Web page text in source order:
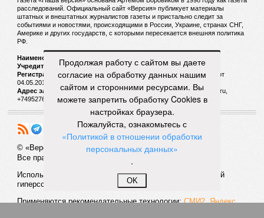
территорию в 180 тыс. квадратных километров, что равно
по площади Карелии, шести Курским или Калужским
областям, десятку Чуваший.
В общем, недаром события 1931-го находятся на первом
месте в списке самых смертоносных стихийных бедствий,
когда-либо происходивших на планете. Число
пострадавших в тот год достигло 53 млн человек, число
погибших, по некоторым оценкам, составило 4 миллиона.
Впрочем, для Китая подобное не в новинку. Так, в сентябре
1887 года вода прорвала многочисленные дамбы на реке
Хуанхэ и быстро залила почти весь Северный Китай, так
как местность там довольно низменная, и потоп просто не
встречал препятствий на своём пути, уничтожая деревни и
целые города. Водой залило 130 тыс. квадратных
километров (а это больше территорий Оренбургской или
Кировской областей), 2 млн человек остались без крова,
Продолжая работу с сайтом вы даете
согласие на обработку данных нашим
сайтом и сторонними ресурсами. Вы
можете запретить обработку Cookies в
настройках браузера.
Пожалуйста, ознакомьтесь с
«Политикой в отношении обработки
персональных данных»
.
OK